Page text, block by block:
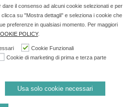
(LE) - Tel: 0832.093720 Cell:
- P.iva: 04571460759 - Rea: LE-
Registro della Stampa del Tribunale
il 15/01/2015.
€3.147,62 da Invitalia a saldo
19/03/2014
il consenso ad alcuni cookie selezionati e per
su "Mostra dettagli" e seleziona i cookie che
preferenze in qualsiasi momento. Per maggiori
POLICY.
Cookie Funzionali
Cookie di marketing di prima e terza parte
Usa solo cookie necessari